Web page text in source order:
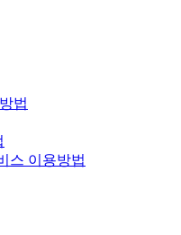
법
스 이용방법